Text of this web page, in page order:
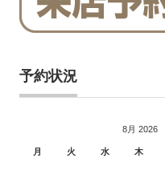
予約状況
8月 2026
月 火 水 木